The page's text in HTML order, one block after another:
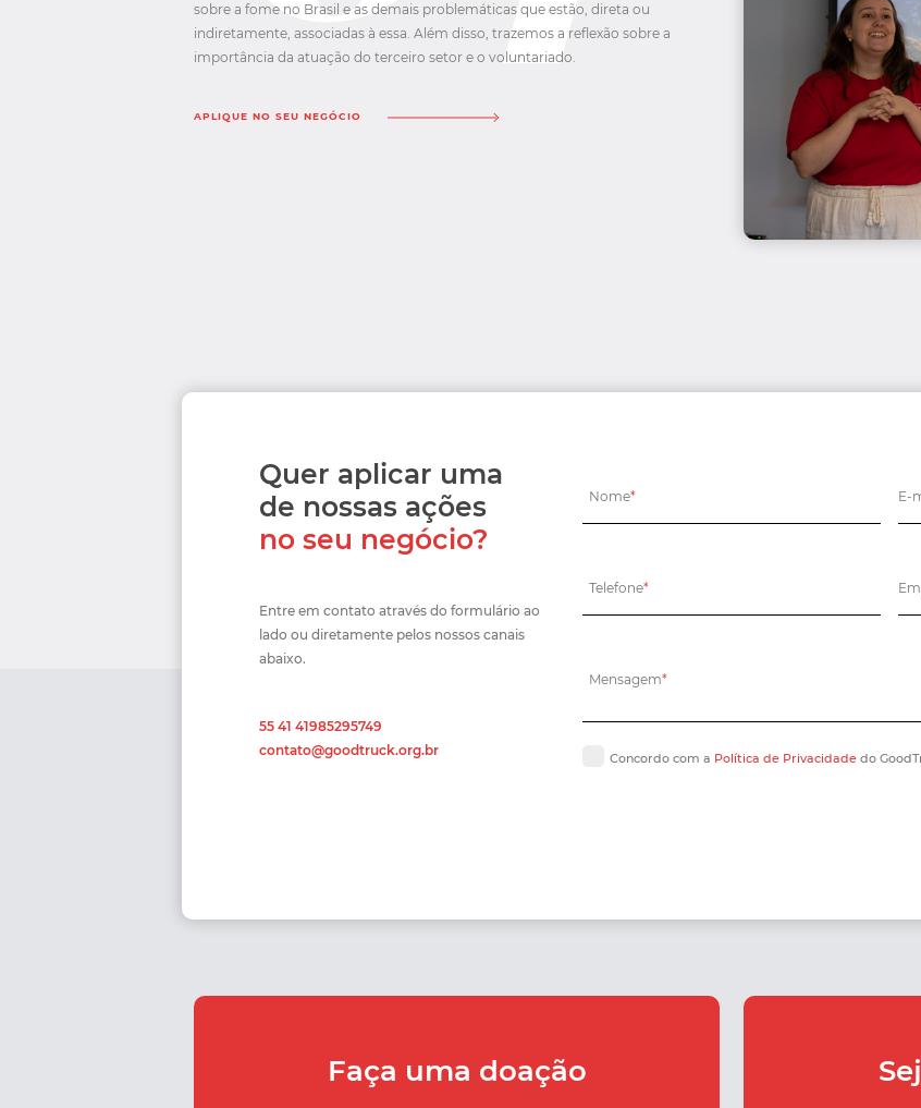
sobre a fome no Brasil e as demais problemáticas que estão, direta ou
indiretamente, associadas à essa. Além disso, trazemos a reflexão sobre a
importância da atuação do terceiro setor e o voluntariado.
APLIQUE NO SEU NEGÓCIO
Quer aplicar uma
de nossas ações
no seu negócio?
Entre em contato através do formulário ao
lado ou diretamente pelos nossos canais
abaixo.
55 41 41985295749
contato@goodtruck.org.br
Nome* E-
Telefone*
Mensagem*
Concordo com a Política de Privacidadedo
Faça uma doação